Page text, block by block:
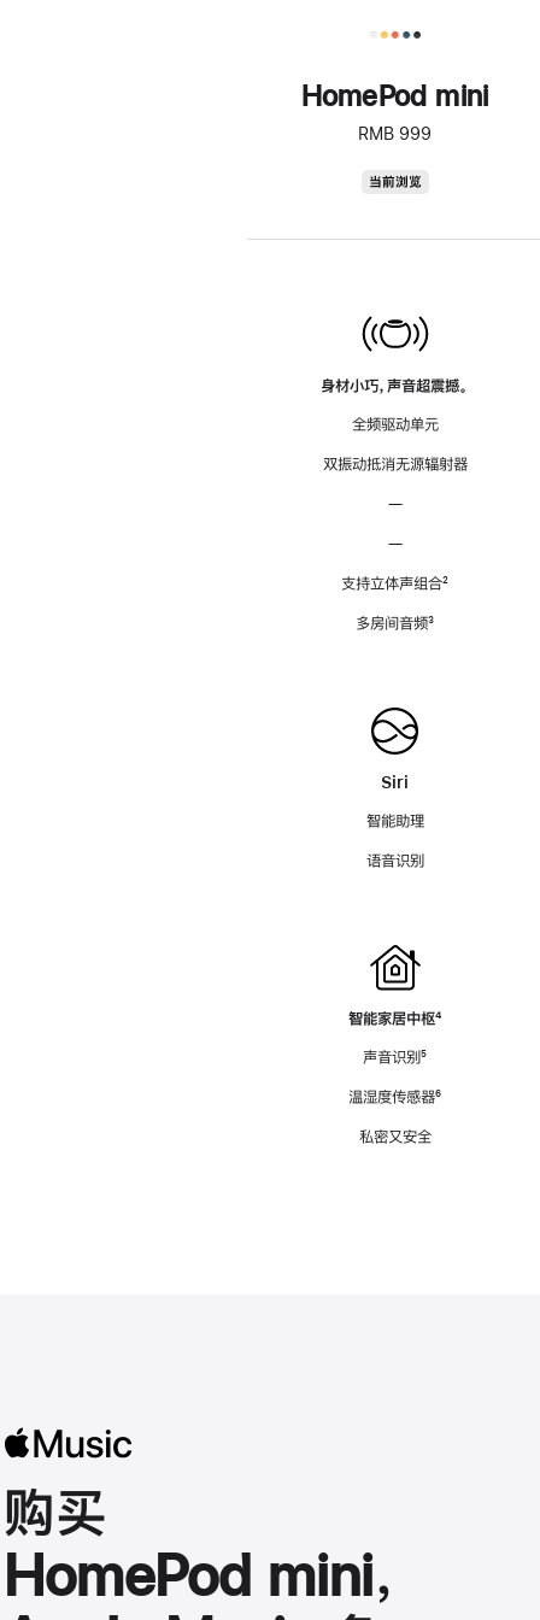
HomePod mini
RMB 999
当前浏览
身材小巧，声音超震撼。
全频驱动单元
双振动抵消无源辐射器
—
—
支持立体声组合脚
²
多房间音频脚
³
Siri
智能助理
语音识别
智能家居中枢脚
⁴
声音识别脚
⁵
温湿度传感器脚
⁶
私密又安全
购买
HomePod mini，